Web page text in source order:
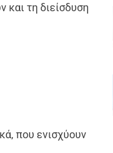
τη διείσδυση
που ενισχύουν